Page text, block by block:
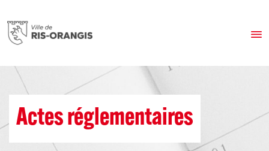
Actes réglementaires